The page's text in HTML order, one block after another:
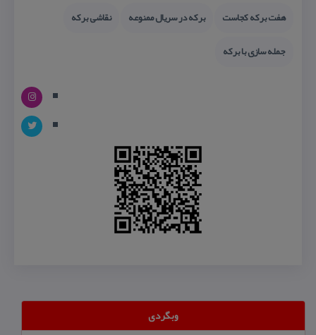
هفت بركه كجاست
بركه در سریال ممنوعه
نقاشی بركه
جمله سازی با بركه
وبگردی